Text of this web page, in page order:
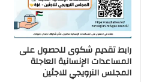
رابط تقديم شكوى للحصول على
المساعدات الإنسانية العاجلة
المجلس النرويجي للاجئين